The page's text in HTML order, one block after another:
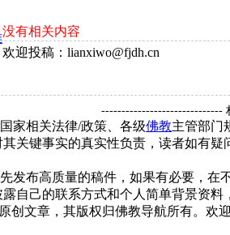
没有相关内容
欢迎投稿：lianxiwo@fjdh.cn
------------------------------
家相关法律/政策、各级佛教主管部门
关键事实的真实性负责，读者如有
发布高质量的稿件，如果有必要，
自己的联系方式和个人简单背景资料
创文章，其版权归佛教导航所有。欢